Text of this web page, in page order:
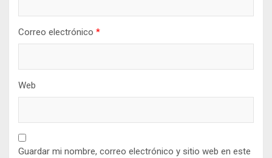
Correo electrónico *
Web
Guardar mi nombre, correo electrónico y sitio web en este